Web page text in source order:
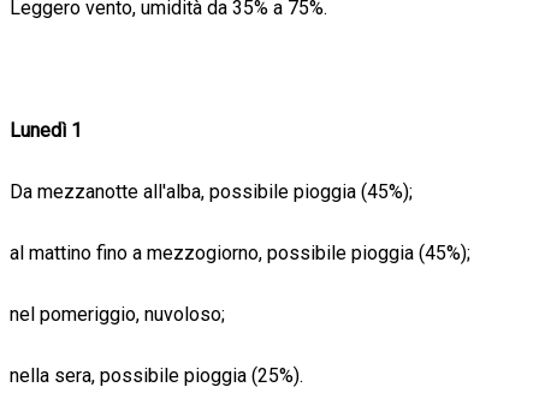
Leggero vento, umidità da 35% a 75%.
Lunedì 1
Da mezzanotte all'alba, possibile pioggia (45%);
al mattino fino a mezzogiorno, possibile pioggia (45%);
nel pomeriggio, nuvoloso;
nella sera, possibile pioggia (25%).